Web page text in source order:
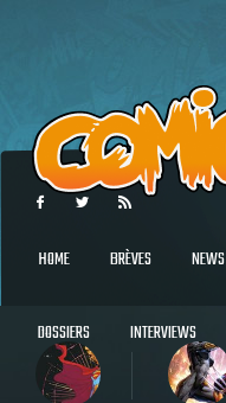
HOME BRÈVES NEWS
DOSSIERS INTERVIEWS